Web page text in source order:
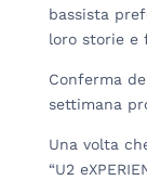
bassista
loro storie e
Conferma
settimana
Una volta
“U2